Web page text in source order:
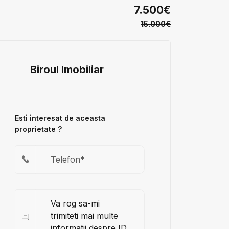
7.500€
15.000€
Biroul Imobiliar
Esti interesat de aceasta
proprietate ?